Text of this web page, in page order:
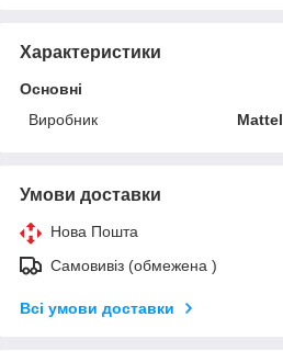
Характеристики
Основні
Виробник
Mattel
Умови доставки
Нова Пошта
Самовивіз (обмежена )
Всі умови доставки